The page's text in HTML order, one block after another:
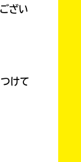
ざい
けて